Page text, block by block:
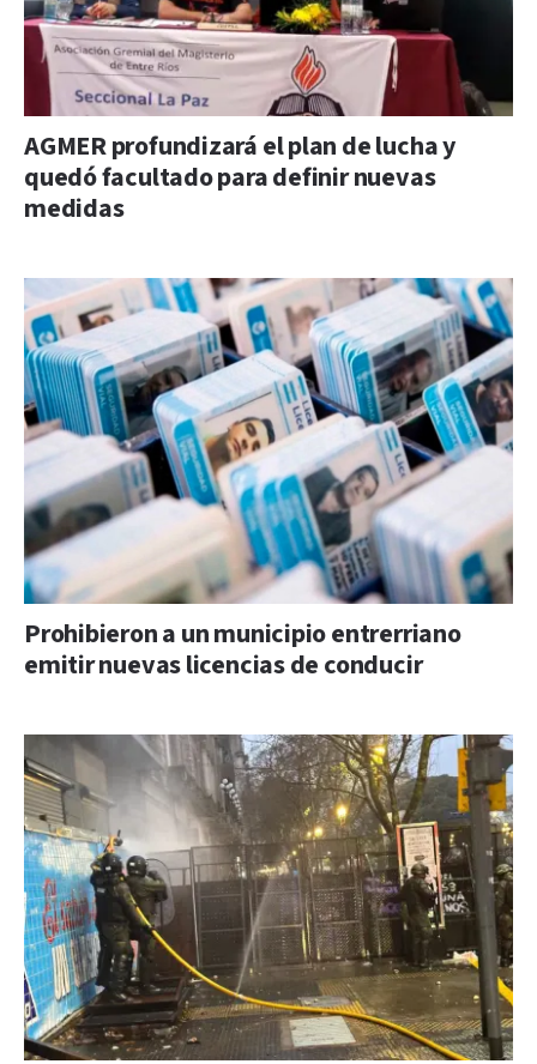
AGMER profundizará el plan de lucha y
quedó facultado para definir nuevas
medidas
Prohibieron a un municipio entrerriano
emitir nuevas licencias de conducir